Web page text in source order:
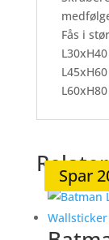
Fås i
Spar
Spar
Spar
Spar
Spar